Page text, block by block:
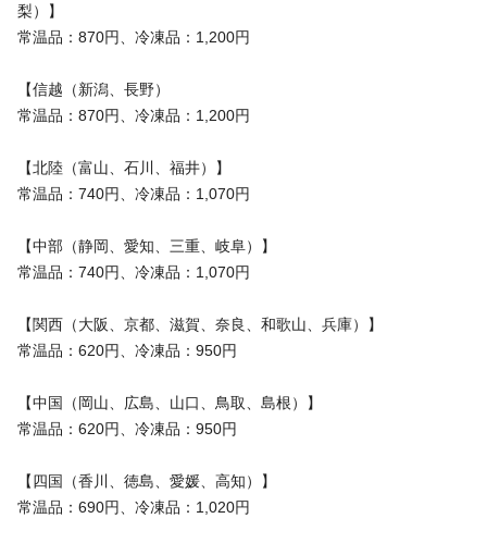
梨）】
常温品：870円、冷凍品：1,200円
【信越（新潟、長野）
常温品：870円、冷凍品：1,200円
【北陸（富山、石川、福井）】
常温品：740円、冷凍品：1,070円
【中部（静岡、愛知、三重、岐阜）】
常温品：740円、冷凍品：1,070円
【関西（大阪、京都、滋賀、奈良、和歌山、兵庫）】
常温品：620円、冷凍品：950円
【中国（岡山、広島、山口、鳥取、島根）】
常温品：620円、冷凍品：950円
【四国（香川、徳島、愛媛、高知）】
常温品：690円、冷凍品：1,020円